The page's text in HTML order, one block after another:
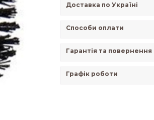
Доставка по Україні
Способи оплати
Гарантія та повернення
Графік роботи